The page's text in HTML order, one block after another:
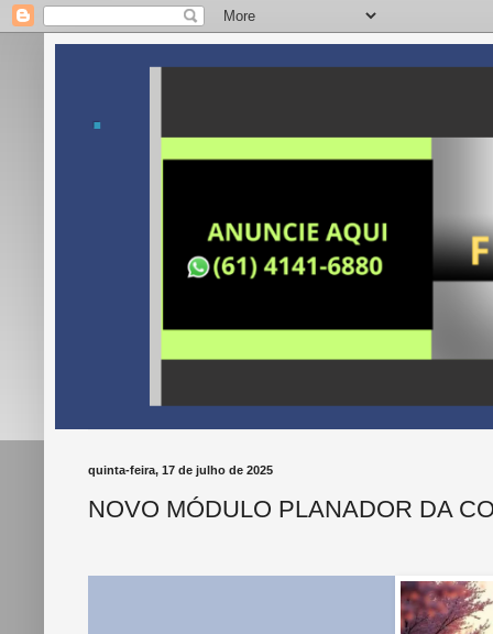
.
quinta-feira, 17 de julho de 2025
NOVO MÓDULO PLANADOR DA